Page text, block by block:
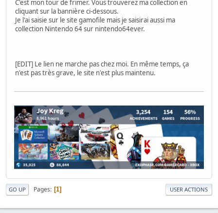
C'est mon tour de frimer. Vous trouverez ma collection en
cliquant sur la bannière ci-dessous.
Je l'ai saisie sur le site gamofile mais je saisirai aussi ma
collection Nintendo 64 sur nintendo64ever.
[EDIT] Le lien ne marche pas chez moi. En même temps, ça
n'est pas très grave, le site n'est plus maintenu.
GO UP Pages 1 USER ACTIONS